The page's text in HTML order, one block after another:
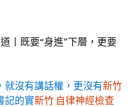
丨既要“身進”下層，更要
就沒有講話權，更沒有新竹
記的實新竹 自律神經檢查